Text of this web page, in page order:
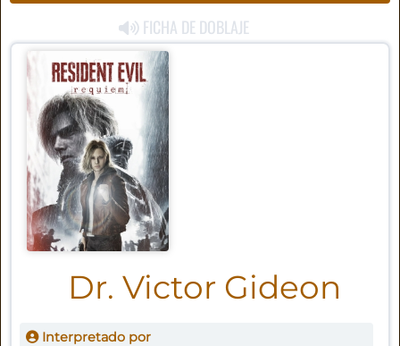
FICHA DE DOBLAJE
Dr. Victor Gideon
Interpretado por